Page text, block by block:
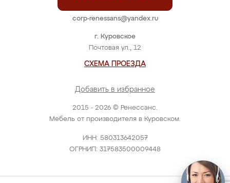
2015 - 2026 © Ренессанс.
Мебель от производителя в Куровском.
ИНН: 580313642057
ОГРНИП: 317583500009448
г. Куровское
Почтовая ул., 12
СХЕМА ПРОЕЗДА
Добавить в избранное
corp-renessans@yandex.ru